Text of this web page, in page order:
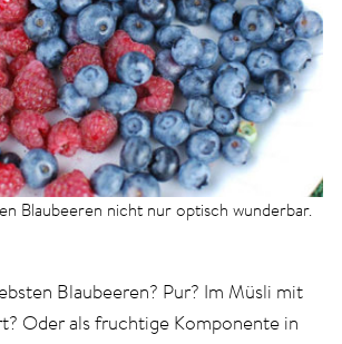
Blaubeeren nicht nur optisch wunderbar.
Blaubeeren? Pur? Im Müsli mit
Oder als fruchtige Komponente in